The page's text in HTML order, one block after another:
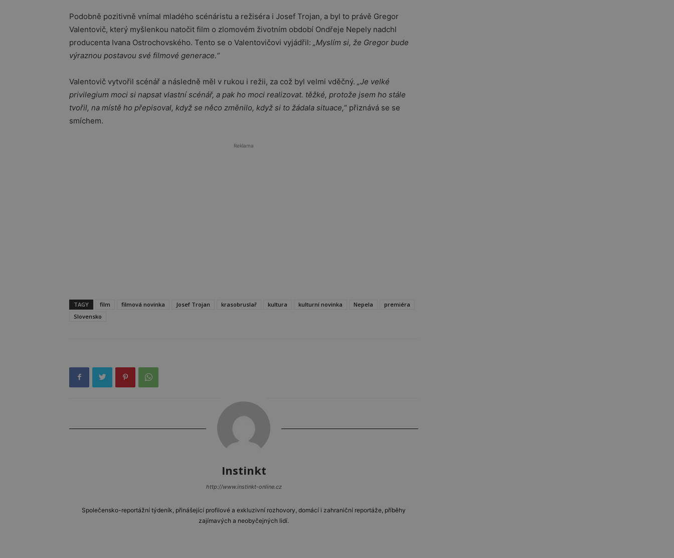
Podobně pozitivně vnímal mladého scénáristu a režiséra i Josef Trojan, a byl to právě Gregor
Valentovič, který myšlenkou natočit film o zlomovém životním období Ondřeje Nepely nadchl
producenta Ivana Ostrochovského. Tento se o Valentovičovi vyjádřil: „Myslím si, že Gregor bude
výraznou postavou své filmové generace.“
Valentovič vytvořil scénář a následně měl v rukou i režii, za což byl velmi vděčný. „Je velké
privilegium moci si napsat vlastní scénář, a pak ho moci realizovat. těžké, protože jsem ho stále
tvořil, na místě ho přepisoval, když se něco změnilo, když si to žádala situace,“ přiznává se se
smíchem.
Reklama
TAGY film filmová novinka Josef Trojan krasobruslař kultura kulturní novinka Nepela
premiéra
Slovensko
Instinkt
http://www.instinkt-online.cz
Společensko-reportážní týdeník, přinášející profilové a exkluzivní rozhovory, domácí i zahraniční reportáže, příběhy
zajímavých a neobyčejných lidí.